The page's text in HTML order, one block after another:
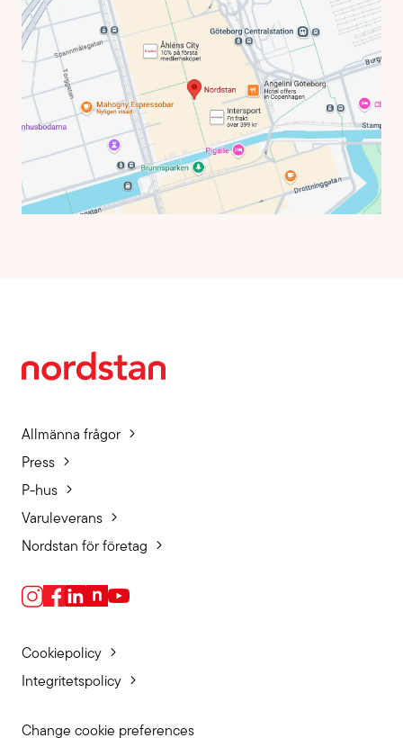
Allmänna frågor
Press
P-hus
Varuleverans
Nordstan för företag
Cookiepolicy
Integritetspolicy
Change cookie preferences